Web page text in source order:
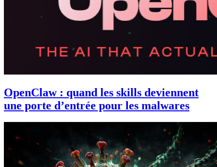
OpenClaw : quand les skills deviennent
une porte d’entrée pour les malwares